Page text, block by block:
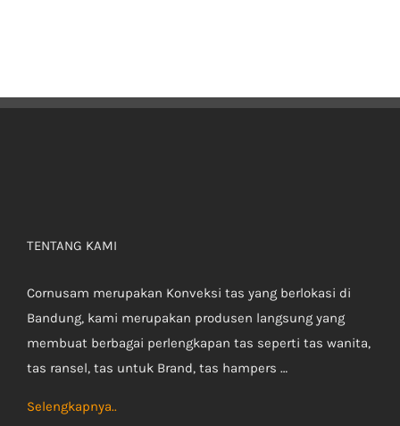
TENTANG KAMI
Cornusam merupakan Konveksi tas yang berlokasi di
Bandung, kami merupakan produsen langsung yang
membuat berbagai perlengkapan tas seperti tas wanita,
tas ransel, tas untuk Brand, tas hampers …
Selengkapnya..